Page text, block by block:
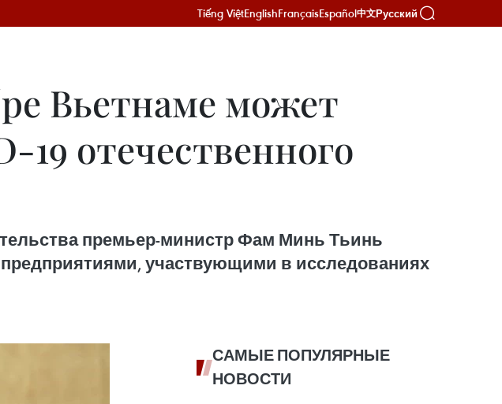
Tiếng ViệtEnglishFrançaisEspañol中文Русский
Вьетнаме может
19 отечественного
премьер-министр Фам Минь Тьинь
участвующими в исследованиях
САМЫЕ ПОПУЛЯРНЫЕ
НОВОСТИ